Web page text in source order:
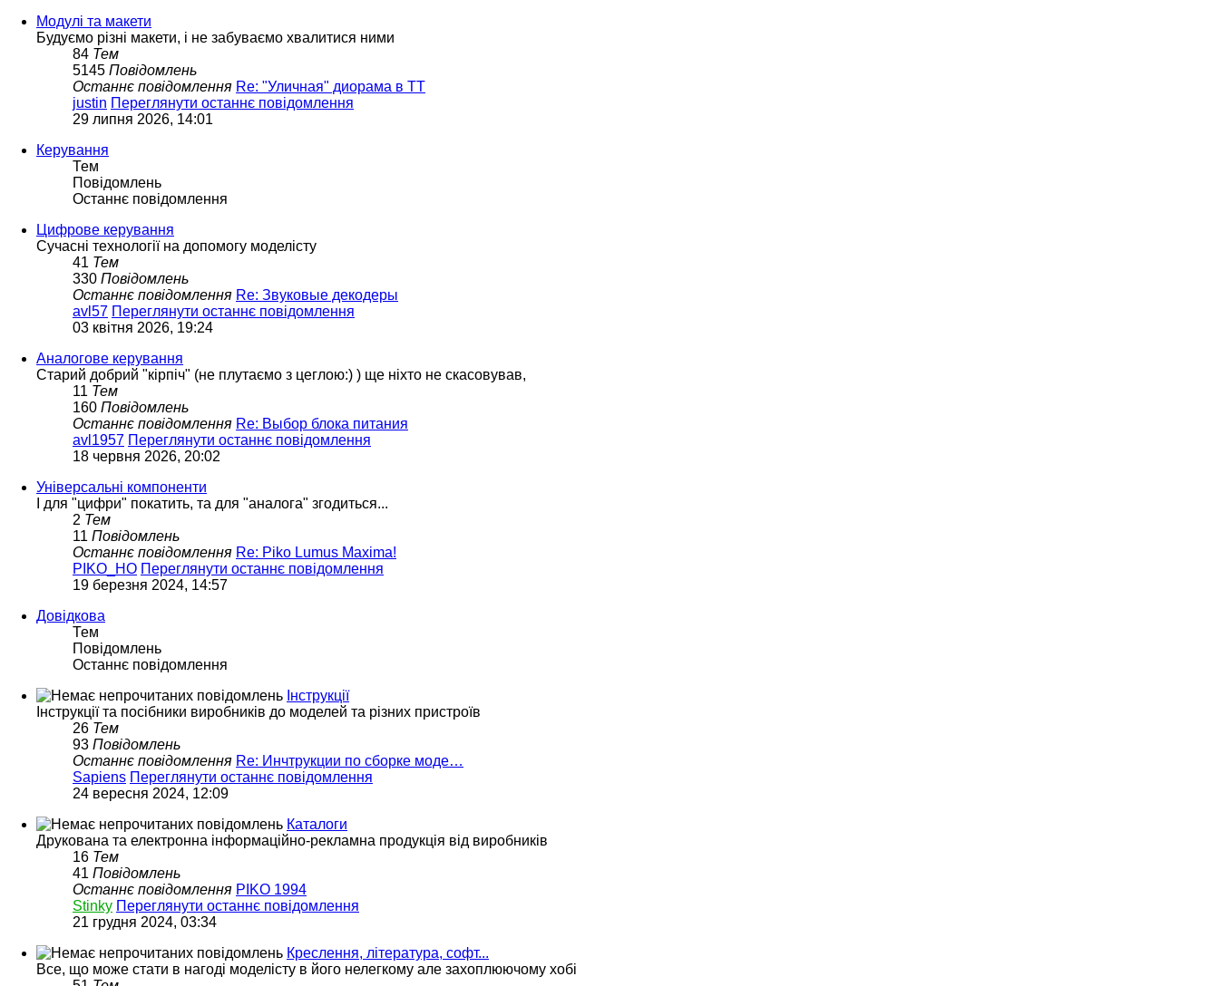
Модулі та макети
Будуємо різні макети, і не забуваємо хвалитися ними
84 Тем
5145 Повідомлень
Останнє повідомлення Re: "Уличная" диорама в ТТ
justin Переглянути останнє повідомлення
29 липня 2026, 14:01
Керування
Тем
Повідомлень
Останнє повідомлення
Цифрове керування
Сучасні технології на допомогу моделісту
41 Тем
330 Повідомлень
Останнє повідомлення Re: Звуковые декодеры
avl57 Переглянути останнє повідомлення
03 квітня 2026, 19:24
Аналогове керування
Старий добрий "кірпіч" (не плутаємо з цеглою:) ) ще ніхто не скасовував,
11 Тем
160 Повідомлень
Останнє повідомлення Re: Выбор блока питания
avl1957 Переглянути останнє повідомлення
18 червня 2026, 20:02
Універсальні компоненти
І для "цифри" покатить, та для "аналога" згодиться...
2 Тем
11 Повідомлень
Останнє повідомлення Re: Piko Lumus Maxima!
PIKO_HO Переглянути останнє повідомлення
19 березня 2024, 14:57
Довідкова
Тем
Повідомлень
Останнє повідомлення
Інструкції
Інструкції та посібники виробників до моделей та різних пристроїв
26 Тем
93 Повідомлень
Останнє повідомлення Re: Инчтрукции по сборке моде…
Sapiens Переглянути останнє повідомлення
24 вересня 2024, 12:09
Каталоги
Друкована та електронна інформаційно-рекламна продукція від виробників
16 Тем
41 Повідомлень
Останнє повідомлення PIKO 1994
Stinky Переглянути останнє повідомлення
21 грудня 2024, 03:34
Креслення, література, софт...
Все, що може стати в нагоді моделісту в його нелегкому але захоплюючому хобі